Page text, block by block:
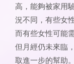
高，能夠被家用
況不同，有些女
而有些女性可能
但月經仍未來臨
取進一步的幫助。